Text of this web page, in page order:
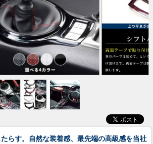
らす。自然な装着感、最先端の高級感を当社